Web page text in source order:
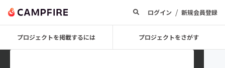
ログイン / 新規会員登録
プロジェクトを掲載するには プロジェクトをさがす